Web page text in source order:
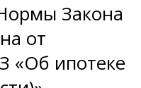
Закона
от
«Об ипотеке